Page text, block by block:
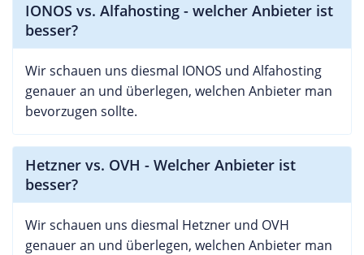
IONOS vs. Alfahosting - welcher Anbieter ist
besser?
Wir schauen uns diesmal IONOS und Alfahosting
genauer an und überlegen, welchen Anbieter man
bevorzugen sollte.
Hetzner vs. OVH - Welcher Anbieter ist
besser?
Wir schauen uns diesmal Hetzner und OVH
genauer an und überlegen, welchen Anbieter man